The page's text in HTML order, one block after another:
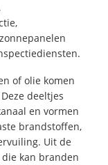
of olie komen
deeltjes
en vormen
brandstoffen,
Uit de
die kan branden